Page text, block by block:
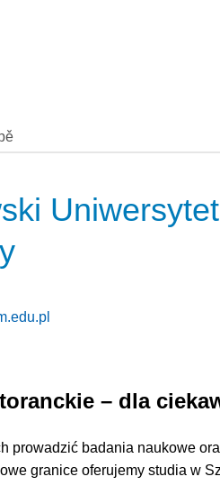
Uniwersytet
– dla
prowadzić badania naukowe
granice oferujemy studia w